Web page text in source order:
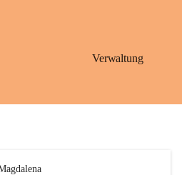
Verwaltung